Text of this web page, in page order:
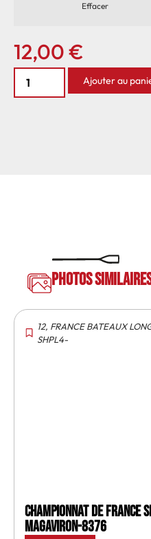
Effacer
12,00€
Ajouter au
Photos
12, FRANCE BATEAUX
SHPL4-
Championnat de France
MagAviron-8376